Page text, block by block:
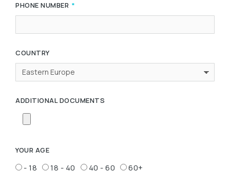
PHONE NUMBER
COUNTRY
ADDITIONAL DOCUMENTS
YOUR AGE
- 18 18 - 40 40 - 60 60+